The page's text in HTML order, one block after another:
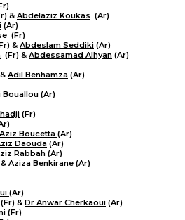
& Abdelaziz Koukas (Ar)
(Ar)
(Fr)
& Abdeslam Seddiki (Ar)
(Fr) & Abdessamad Alhyan (Ar)
Adil Benhamza (Ar)
Bouallou (Ar)
(Fr)
Aziz Boucetta (Ar)
Daouda (Ar)
Rabbah (Ar)
Aziza Benkirane (Ar)
(Ar)
(Fr) & Dr Anwar Cherkaoui (Ar)
(Fr)